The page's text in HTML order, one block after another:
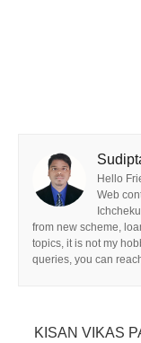
Hello
Web
from new scheme,
topics, it is not my
queries, you can
KISAN VIKAS